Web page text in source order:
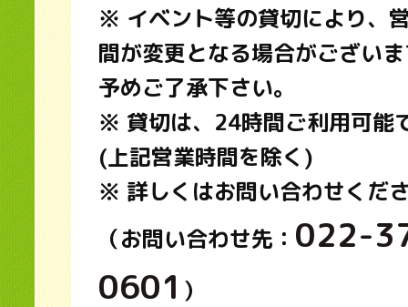
※ イベント等の貸切により、
間が変更となる場合がござい
予めご了承下さい。
※ 貸切は、24時間ご利用可能
(上記営業時間を除く)
※ 詳しくはお問い合わせくだ
（お問い合わせ先： 022-
0601 ）